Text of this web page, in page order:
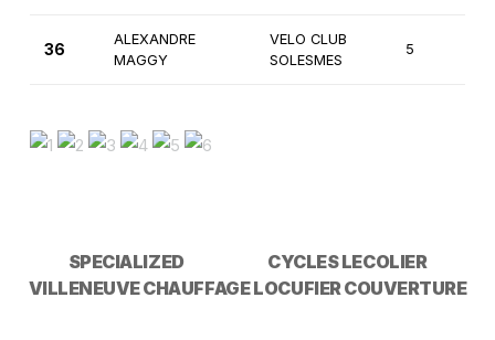
36
ALEXANDRE
MAGGY
VELO CLUB
SOLESMES
5
SPECIALIZED
CYCLES LECOLIER
VILLENEUVE CHAUFFAGELOCUFIER COUVERTURE